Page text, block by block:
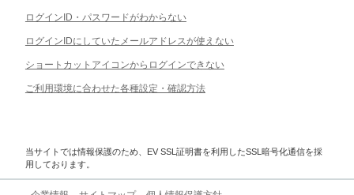
ログインID・パスワードがわからない
ログインIDにしていたメールアドレスが使えない
ショートカットアイコンからログインできない
ご利用環境に合わせた各種設定・確認方法
当サイトでは情報保護のため、EV SSL証明書を利用したSSL暗号化通信を採
用しております。